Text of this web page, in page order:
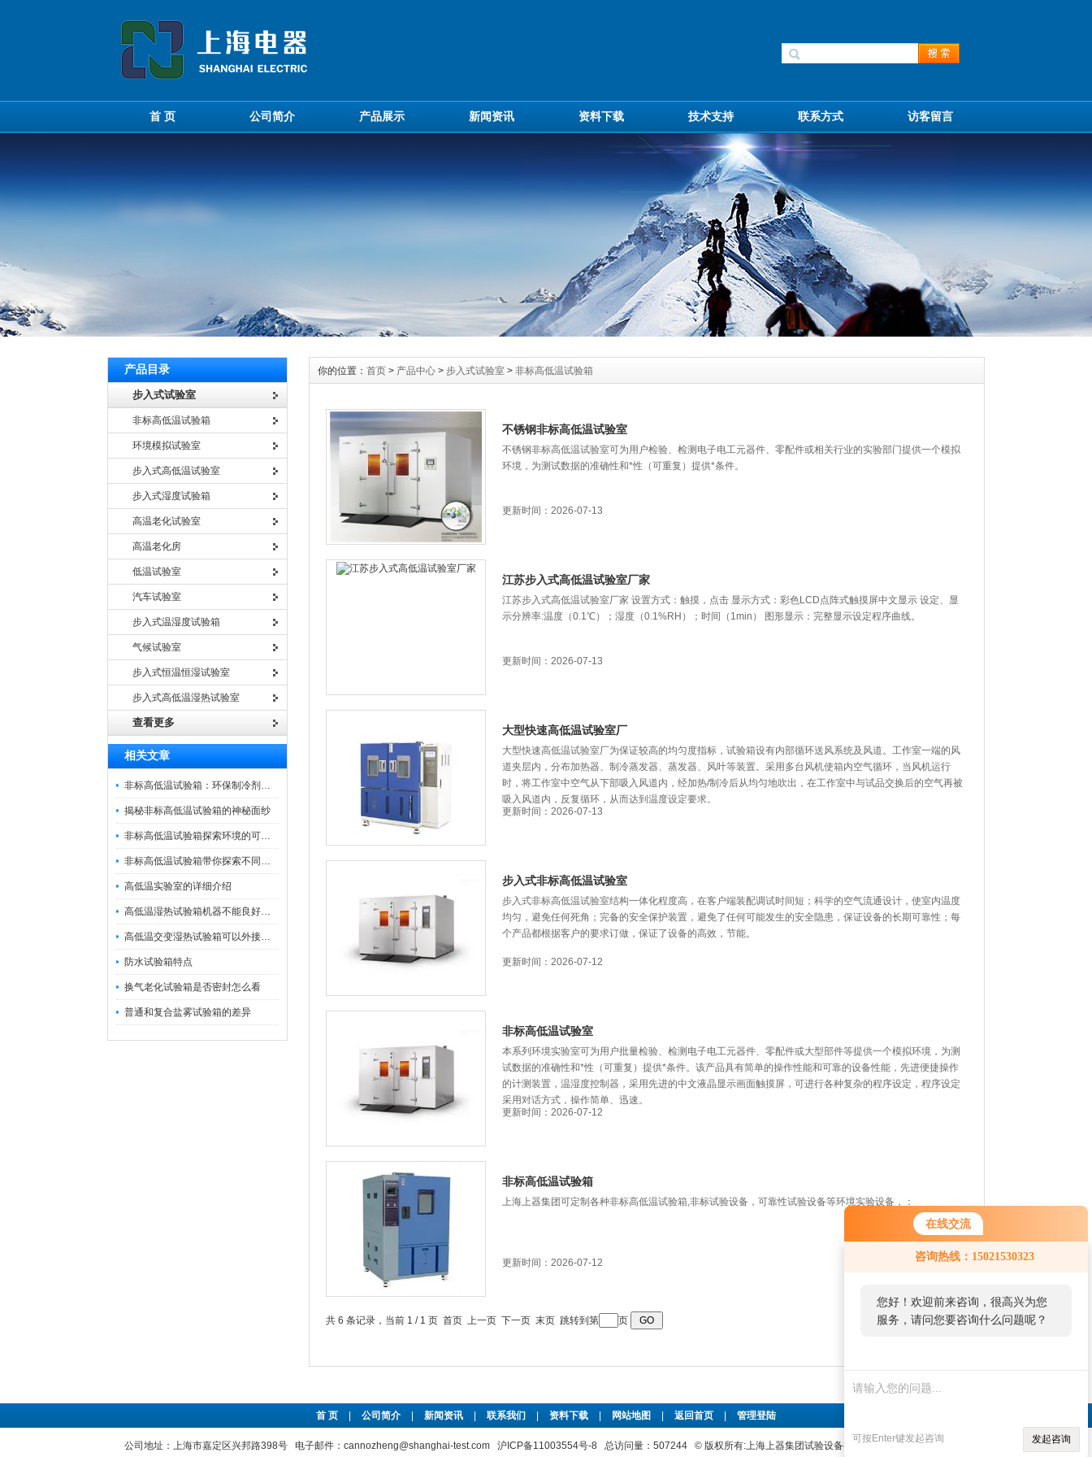
在线交流
咨询热线：15021530323
您好！欢迎前来咨询，很高兴为您
服务，请问您要咨询什么问题呢？
可按Enter键发起咨询 发起咨询
首 页 公司简介 产品展示 新闻资讯 资料下载 技术支持 联系方式 访客留言
产品目录
步入式试验室
非标高低温试验箱
环境模拟试验室
步入式高低温试验室
步入式湿度试验箱
高温老化试验室
高温老化房
低温试验室
汽车试验室
步入式温湿度试验箱
气候试验室
步入式恒温恒湿试验室
步入式高低温湿热试验室
查看更多
相关文章
非标高低温试验箱：环保制冷剂与能效升级的绿色实践
揭秘非标高低温试验箱的神秘面纱
非标高低温试验箱探索环境的可靠性边界
非标高低温试验箱带你探索不同温度世界
高低温实验室的详细介绍
高低温湿热试验箱机器不能良好运转解决办法
高低温交变湿热试验箱可以外接电源吗?
防水试验箱特点
换气老化试验箱是否密封怎么看
普通和复合盐雾试验箱的差异
你的位置： 首页 > 产品中心 > 步入式试验室 > 非标高低温试验箱
不锈钢非标高低温试验室
不锈钢非标高低温试验室可为用户检验、检测电子电工元器件、零配件或相关行业的实验部门提供一个模拟
环境，为测试数据的准确性和*性（可重复）提供*条件。
更新时间：2026-07-13
江苏步入式高低温试验室厂家
江苏步入式高低温试验室厂家 设置方式：触摸，点击 显示方式：彩色LCD点阵式触摸屏中文显示 设定、显
示分辨率:温度（0.1℃）；湿度（0.1%RH）；时间（1min） 图形显示：完整显示设定程序曲线。
更新时间：2026-07-13
大型快速高低温试验室厂
大型快速高低温试验室厂为保证较高的均匀度指标，试验箱设有内部循环送风系统及风道。工作室一端的风
道夹层内，分布加热器、制冷蒸发器、蒸发器、风叶等装置。采用多台风机使箱内空气循环，当风机运行
时，将工作室中空气从下部吸入风道内，经加热/制冷后从均匀地吹出，在工作室中与试品交换后的空气再被
吸入风道内，反复循环，从而达到温度设定要求。
更新时间：2026-07-13
步入式非标高低温试验室
步入式非标高低温试验室结构一体化程度高，在客户端装配调试时间短；科学的空气流通设计，使室内温度
均匀，避免任何死角；完备的安全保护装置，避免了任何可能发生的安全隐患，保证设备的长期可靠性；每
个产品都根据客户的要求订做，保证了设备的高效，节能。
更新时间：2026-07-12
非标高低温试验室
本系列环境实验室可为用户批量检验、检测电子电工元器件、零配件或大型部件等提供一个模拟环境，为测
试数据的准确性和*性（可重复）提供*条件。该产品具有简单的操作性能和可靠的设备性能，先进便捷操作
的计测装置，温湿度控制器，采用先进的中文液晶显示画面触摸屏，可进行各种复杂的程序设定，程序设定
采用对话方式，操作简单、迅速。
更新时间：2026-07-12
非标高低温试验箱
上海上器集团可定制各种非标高低温试验箱,非标试验设备，可靠性试验设备等环境实验设备，：
更新时间：2026-07-12
共 6 条记录，当前 1 / 1 页 首页 上一页 下一页 末页 跳转到第 页
首 页 公司简介 新闻资讯 联系我们 资料下载 网站地图 返回首页 管理登陆
公司地址：上海市嘉定区兴邦路398号 电子邮件：cannozheng@shanghai-test.com 沪ICP备11003554号-8 总访问量：507244 © 版权所有:上海上器集团试验设备有限公司 技术支持： 仪表网